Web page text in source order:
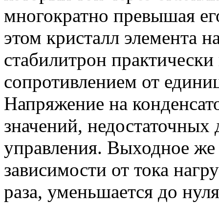
многократно превышая
этом кристалл элемента
стабилитрон
сопротивлением от
Напряжение на
значений, недостаточных
управления. Выходное
зависимости от тока
раза, уменьшается до